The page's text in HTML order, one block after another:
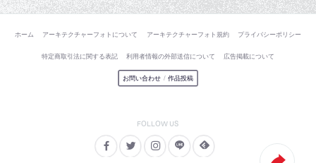
ホーム アーキテクチャーフォトについて アーキテクチャーフォト規約 プライバシーポリシー
特定商取引法に関する表記 利用者情報の外部送信について 広告掲載について
お問い合わせ / 作品投稿